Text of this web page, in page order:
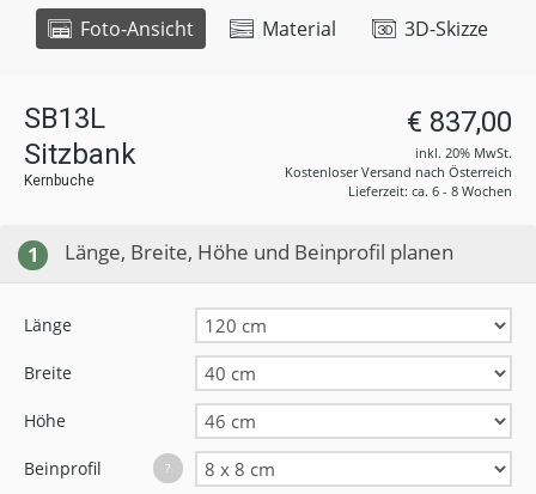
Foto-Ansicht Material 3D-Skizze
SB13L
Sitzbank
Kernbuche
€ 837,00
inkl. 20% MwSt.
Kostenloser Versand nach Österreich
Lieferzeit: ca. 6 - 8 Wochen
1 Länge, Breite, Höhe und Beinprofil planen
Länge
Breite
Höhe
Beinprofil ?